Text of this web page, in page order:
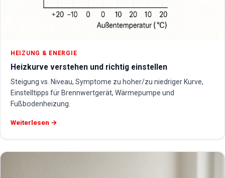
HEIZUNG & ENERGIE
Heizkurve verstehen und richtig einstellen
Steigung vs. Niveau, Symptome zu hoher/zu niedriger Kurve,
Einstelltipps für Brennwertgerät, Wärmepumpe und
Fußbodenheizung.
Weiterlesen →